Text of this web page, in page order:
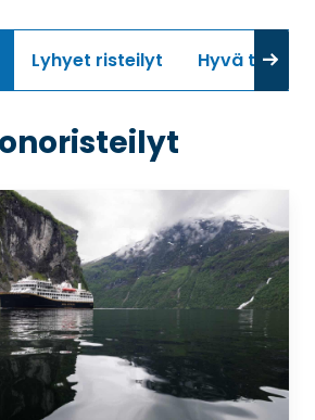
Lyhyet risteilyt Hyvä tietää